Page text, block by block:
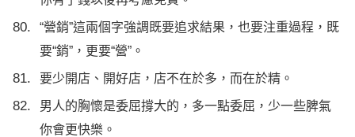
“營銷”這兩個字強調既要追求結果，也要注重過程，既
要“銷”，更要“營”。
要少開店、開好店，店不在於多，而在於精。
男人的胸懷是委屈撐大的，多一點委屈，少一些脾氣
你會更快樂。